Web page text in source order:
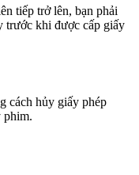
tiếp trở lên, bạn phải
trước khi được cấp giấy
cách hủy giấy phép
phim.